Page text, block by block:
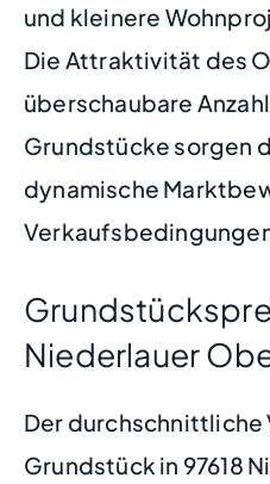
und kleinere
Die Attraktivität des
überschaubare
Grundstücke sorgen
dynamische
Niederlauer
Der durchschnittliche
Grundstück in 97618